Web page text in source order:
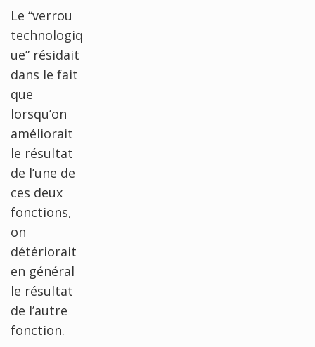
Le “verrou
technologiq
ue” résidait
dans le fait
que
lorsqu’on
améliorait
le résultat
de l’une de
ces deux
fonctions,
on
détériorait
en général
le résultat
de l’autre
fonction.